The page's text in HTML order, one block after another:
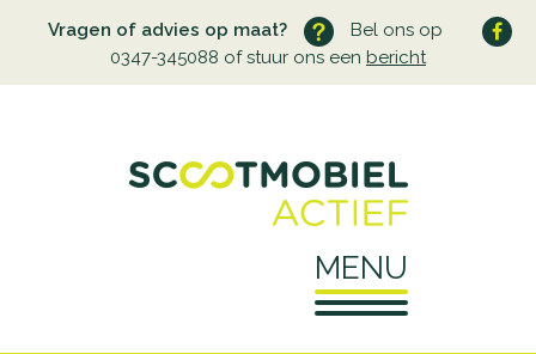
Vragen of advies op maat?
Bel ons op
0347-345088 of stuur ons een bericht
MENU